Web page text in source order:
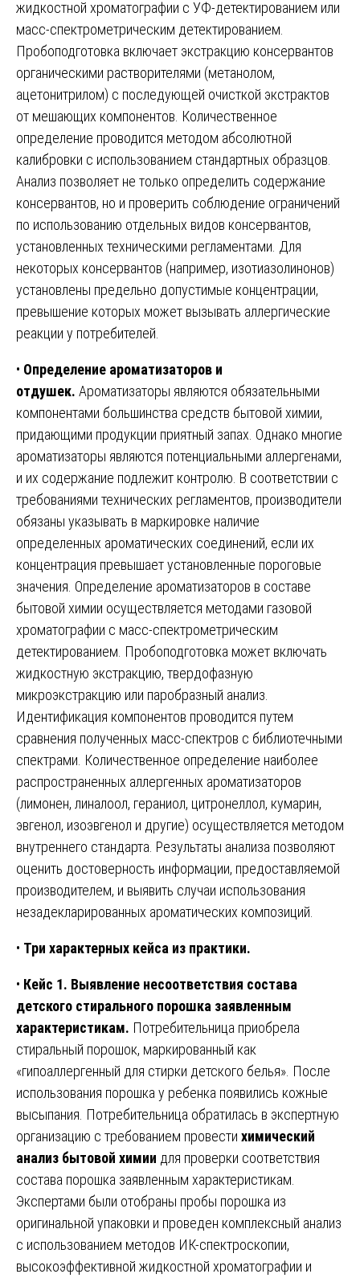
жидкостной хроматографии с УФ-детектированием или
масс-спектрометрическим детектированием.
Пробоподготовка включает экстракцию консервантов
органическими растворителями (метанолом,
ацетонитрилом) с последующей очисткой экстрактов
от мешающих компонентов. Количественное
определение проводится методом абсолютной
калибровки с использованием стандартных образцов.
Анализ позволяет не только определить содержание
консервантов, но и проверить соблюдение ограничений
по использованию отдельных видов консервантов,
установленных техническими регламентами. Для
некоторых консервантов (например, изотиазолинонов)
установлены предельно допустимые концентрации,
превышение которых может вызывать аллергические
реакции у потребителей.
• Определение ароматизаторов и
отдушек. Ароматизаторы являются обязательными
компонентами большинства средств бытовой химии,
придающими продукции приятный запах. Однако многие
ароматизаторы являются потенциальными аллергенами,
и их содержание подлежит контролю. В соответствии с
требованиями технических регламентов, производители
обязаны указывать в маркировке наличие
определенных ароматических соединений, если их
концентрация превышает установленные пороговые
значения. Определение ароматизаторов в составе
бытовой химии осуществляется методами газовой
хроматографии с масс-спектрометрическим
детектированием. Пробоподготовка может включать
жидкостную экстракцию, твердофазную
микроэкстракцию или паробразный анализ.
Идентификация компонентов проводится путем
сравнения полученных масс-спектров с библиотечными
спектрами. Количественное определение наиболее
распространенных аллергенных ароматизаторов
(лимонен, линалоол, гераниол, цитронеллол, кумарин,
эвгенол, изоэвгенол и другие) осуществляется методом
внутреннего стандарта. Результаты анализа позволяют
оценить достоверность информации, предоставляемой
производителем, и выявить случаи использования
незадекларированных ароматических композиций.
• Три характерных кейса из практики.
• Кейс 1. Выявление несоответствия состава
детского стирального порошка заявленным
характеристикам. Потребительница приобрела
стиральный порошок, маркированный как
«гипоаллергенный для стирки детского белья». После
использования порошка у ребенка появились кожные
высыпания. Потребительница обратилась в экспертную
организацию с требованием провести химический
анализ бытовой химии для проверки соответствия
состава порошка заявленным характеристикам.
Экспертами были отобраны пробы порошка из
оригинальной упаковки и проведен комплексный анализ
с использованием методов ИК-спектроскопии,
высокоэффективной жидкостной хроматографии и